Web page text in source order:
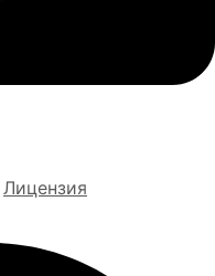
Лицензия